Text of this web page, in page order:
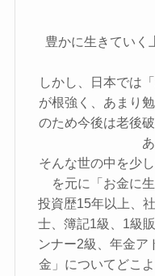
豊かに生きていく
しかし、日本では
が根強く、あまり
のため今後は老後
そんな世の中を少
を元に「お金に
投資歴15年以上、
士、簿記1級、1級
ンナー2級、年金ア
金」についてどこ